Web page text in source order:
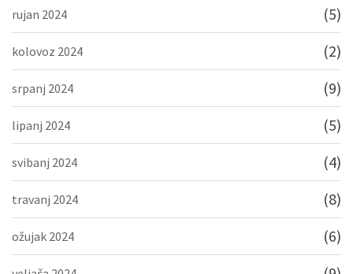
rujan 2024 (5)
kolovoz 2024 (2)
srpanj 2024 (9)
lipanj 2024 (5)
svibanj 2024 (4)
travanj 2024 (8)
ožujak 2024 (6)